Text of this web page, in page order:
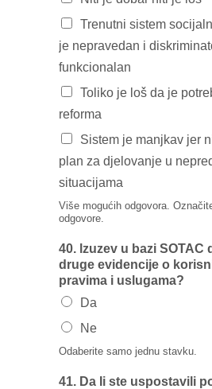
Trenutni sistem
je nepravedan i
funkcionalan
Toliko je loš da je
reforma
Sistem je manjkav jer
plan za djelovanje u
situacijama
Više mogućih odgovora.
odgovore.
40. lzuzev u bazi SOTAC
druge evidencije o
pravima i uslugama?
Da
Ne
Odaberite samo jednu stavku.
41. Da Ii ste uspostavili